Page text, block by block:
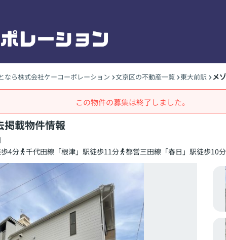
なら株式会社ケーコーポレーション 文京区の不動産一覧 東大前駅 メ
この物件の募集は終了しました。
掲載物件情報
4分
千代田線「根津」駅徒歩11分 都営三田線「春日」駅徒歩10分